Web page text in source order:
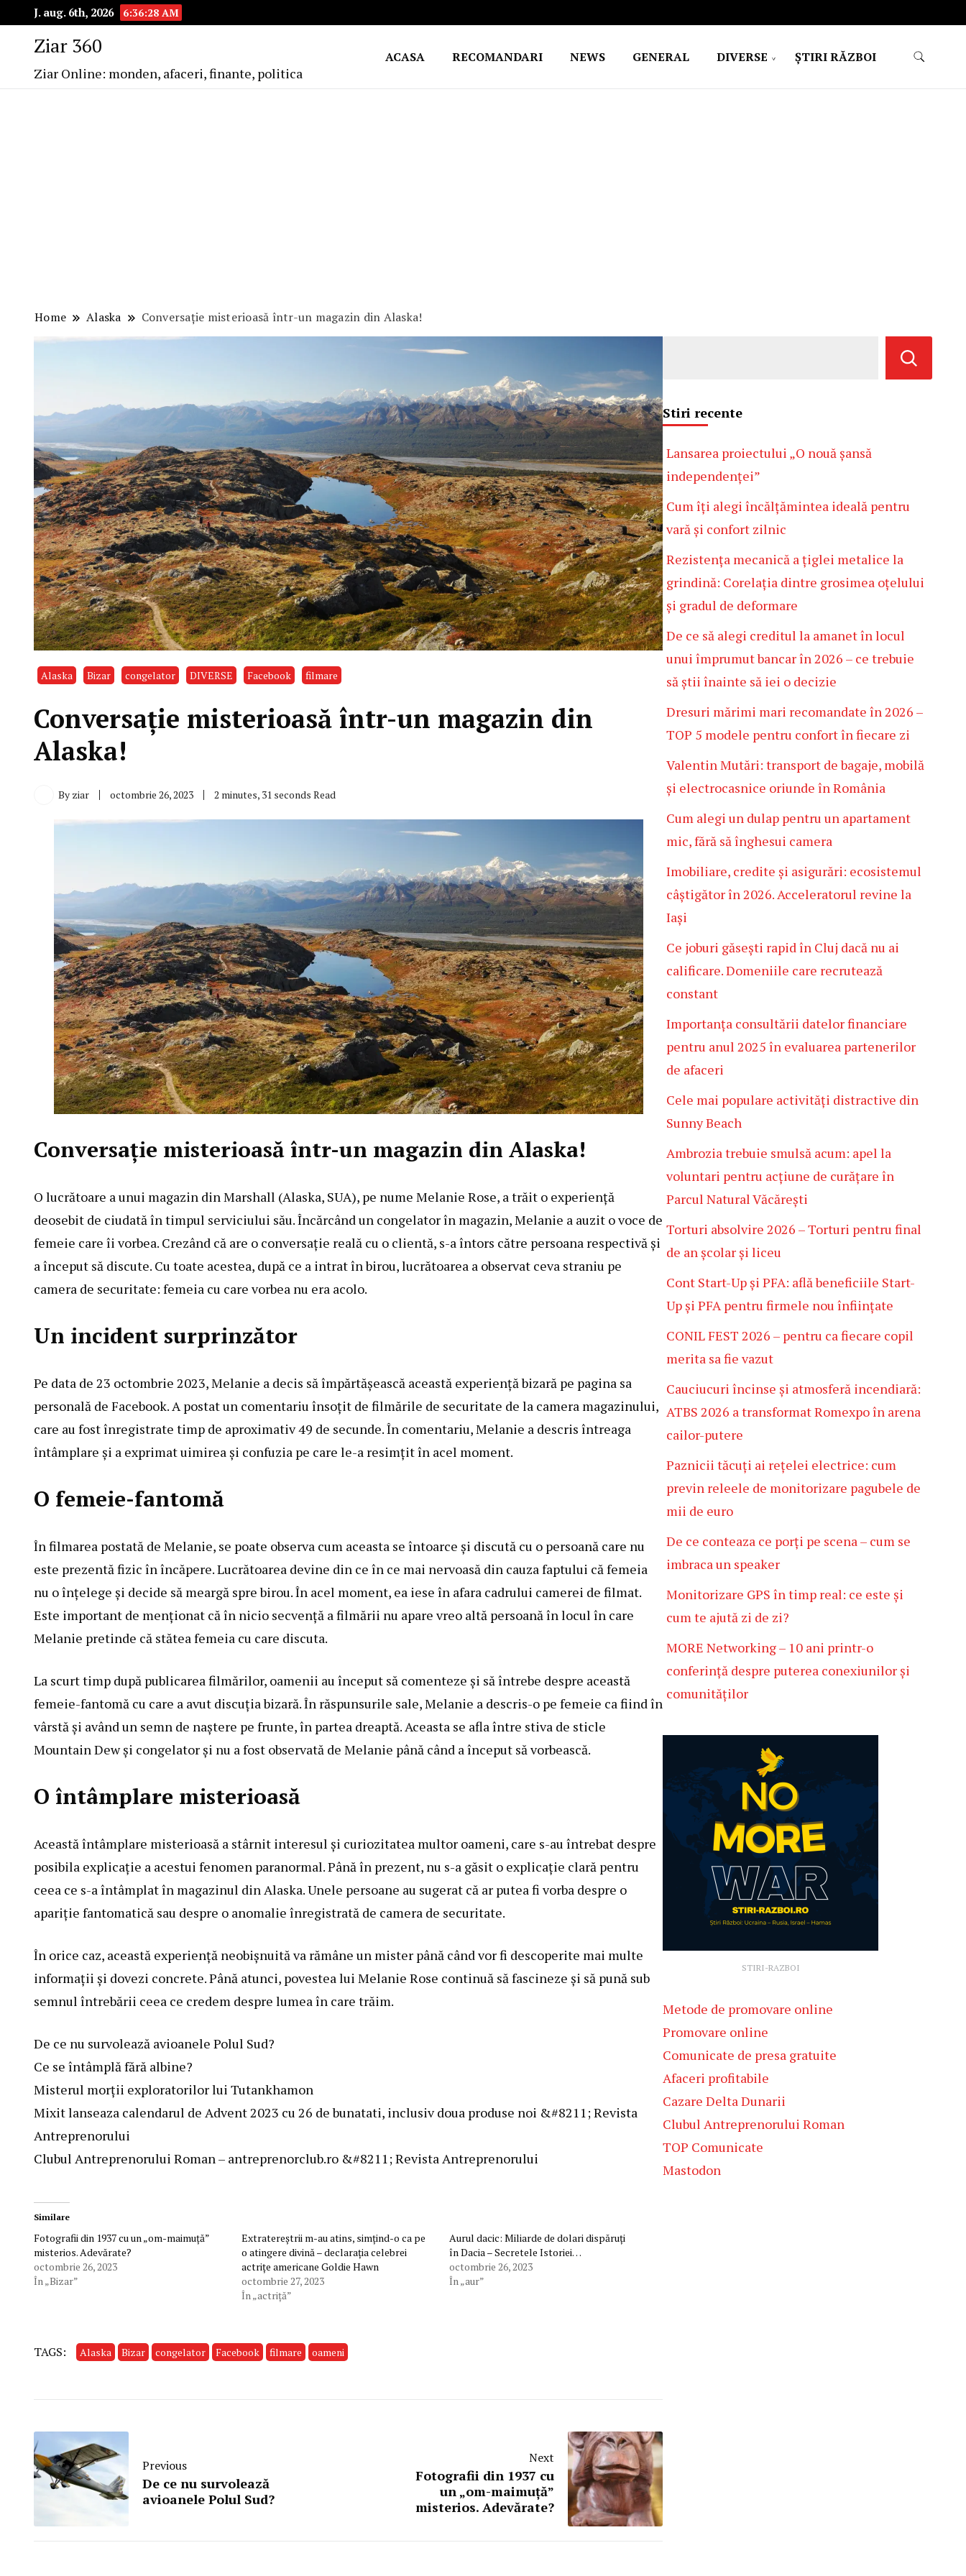
J. aug. 6th, 2026 6:36:29 AM
Ziar 360
Ziar Online: monden, afaceri, finante, politica
ACASA RECOMANDARI NEWS GENERAL DIVERSE ŞTIRI RĂZBOI
Home Alaska Conversaţie misterioasă într-un magazin din Alaska!
Alaska Bizar congelator DIVERSE Facebook filmare
Conversaţie misterioasă într-un magazin din
Alaska!
By ziar octombrie 26, 2023 2 minutes, 31 seconds Read
Conversaţie misterioasă într-un magazin din Alaska!
O lucrătoare a unui magazin din Marshall (Alaska, SUA), pe nume Melanie Rose, a trăit o experiență
deosebit de ciudată în timpul serviciului său. Încărcând un congelator în magazin, Melanie a auzit o voce de
femeie care îi vorbea. Crezând că are o conversație reală cu o clientă, s-a întors către persoana respectivă și
a început să discute. Cu toate acestea, după ce a intrat în birou, lucrătoarea a observat ceva straniu pe
camera de securitate: femeia cu care vorbea nu era acolo.
Un incident surprinzător
Pe data de 23 octombrie 2023, Melanie a decis să împărtășească această experiență bizară pe pagina sa
personală de Facebook. A postat un comentariu însoțit de filmările de securitate de la camera magazinului,
care au fost înregistrate timp de aproximativ 49 de secunde. În comentariu, Melanie a descris întreaga
întâmplare și a exprimat uimirea și confuzia pe care le-a resimțit în acel moment.
O femeie-fantomă
În filmarea postată de Melanie, se poate observa cum aceasta se întoarce și discută cu o persoană care nu
este prezentă fizic în încăpere. Lucrătoarea devine din ce în ce mai nervoasă din cauza faptului că femeia
nu o înțelege și decide să meargă spre birou. În acel moment, ea iese în afara cadrului camerei de filmat.
Este important de menționat că în nicio secvență a filmării nu apare vreo altă persoană în locul în care
Melanie pretinde că stătea femeia cu care discuta.
La scurt timp după publicarea filmărilor, oamenii au început să comenteze și să întrebe despre această
femeie-fantomă cu care a avut discuția bizară. În răspunsurile sale, Melanie a descris-o pe femeie ca fiind în
vârstă și având un semn de naștere pe frunte, în partea dreaptă. Aceasta se afla între stiva de sticle
Mountain Dew și congelator și nu a fost observată de Melanie până când a început să vorbească.
O întâmplare misterioasă
Această întâmplare misterioasă a stârnit interesul și curiozitatea multor oameni, care s-au întrebat despre
posibila explicație a acestui fenomen paranormal. Până în prezent, nu s-a găsit o explicație clară pentru
ceea ce s-a întâmplat în magazinul din Alaska. Unele persoane au sugerat că ar putea fi vorba despre o
apariție fantomatică sau despre o anomalie înregistrată de camera de securitate.
În orice caz, această experiență neobișnuită va rămâne un mister până când vor fi descoperite mai multe
informații și dovezi concrete. Până atunci, povestea lui Melanie Rose continuă să fascineze și să pună sub
semnul întrebării ceea ce credem despre lumea în care trăim.
De ce nu survolează avioanele Polul Sud?
Ce se întâmplă fără albine?
Misterul morții exploratorilor lui Tutankhamon
Mixit lanseaza calendarul de Advent 2023 cu 26 de bunatati, inclusiv doua produse noi &#8211; Revista
Antreprenorului
Clubul Antreprenorului Roman – antreprenorclub.ro &#8211; Revista Antreprenorului
Similare
Fotografii din 1937 cu un „om-maimuţă”
misterios. Adevărate?
octombrie 26, 2023
În „Bizar”
Extratereştrii m-au atins, simţind-o ca pe
o atingere divină – declaraţia celebrei
actriţe americane Goldie Hawn
octombrie 27, 2023
În „actriţă”
Aurul dacic: Miliarde de dolari dispăruţi
în Dacia – Secretele Istoriei…
octombrie 26, 2023
În „aur”
TAGS: Alaska Bizar congelator Facebook filmare oameni
Previous
De ce nu survolează
avioanele Polul Sud?
Next
Fotografii din 1937 cu
un „om-maimuţă”
misterios. Adevărate?
Stiri recente
Lansarea proiectului „O nouă șansă
independenței”
Cum îți alegi încălțămintea ideală pentru
vară și confort zilnic
Rezistența mecanică a țiglei metalice la
grindină: Corelația dintre grosimea oțelului
și gradul de deformare
De ce să alegi creditul la amanet în locul
unui împrumut bancar în 2026 – ce trebuie
să știi înainte să iei o decizie
Dresuri mărimi mari recomandate în 2026 –
TOP 5 modele pentru confort în fiecare zi
Valentin Mutări: transport de bagaje, mobilă
și electrocasnice oriunde în România
Cum alegi un dulap pentru un apartament
mic, fără să înghesui camera
Imobiliare, credite și asigurări: ecosistemul
câștigător în 2026. Acceleratorul revine la
Iași
Ce joburi găsești rapid în Cluj dacă nu ai
calificare. Domeniile care recrutează
constant
Importanța consultării datelor financiare
pentru anul 2025 în evaluarea partenerilor
de afaceri
Cele mai populare activități distractive din
Sunny Beach
Ambrozia trebuie smulsă acum: apel la
voluntari pentru acțiune de curățare în
Parcul Natural Văcărești
Torturi absolvire 2026 – Torturi pentru final
de an școlar și liceu
Cont Start-Up și PFA: află beneficiile Start-
Up și PFA pentru firmele nou înființate
CONIL FEST 2026 – pentru ca fiecare copil
merita sa fie vazut
Cauciucuri încinse și atmosferă incendiară:
ATBS 2026 a transformat Romexpo în arena
cailor-putere
Paznicii tăcuți ai rețelei electrice: cum
previn releele de monitorizare pagubele de
mii de euro
De ce conteaza ce porți pe scena – cum se
imbraca un speaker
Monitorizare GPS în timp real: ce este și
cum te ajută zi de zi?
MORE Networking – 10 ani printr-o
conferință despre puterea conexiunilor și
comunităților
STIRI-RAZBOI
Metode de promovare online
Promovare online
Comunicate de presa gratuite
Afaceri profitabile
Cazare Delta Dunarii
Clubul Antreprenorului Roman
TOP Comunicate
Mastodon